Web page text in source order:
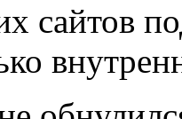
сайтов